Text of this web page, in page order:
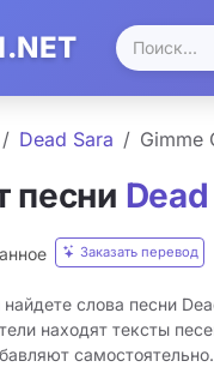
Dead Sara Gimme
песни
Заказать перевод
слова песни
находят тексты